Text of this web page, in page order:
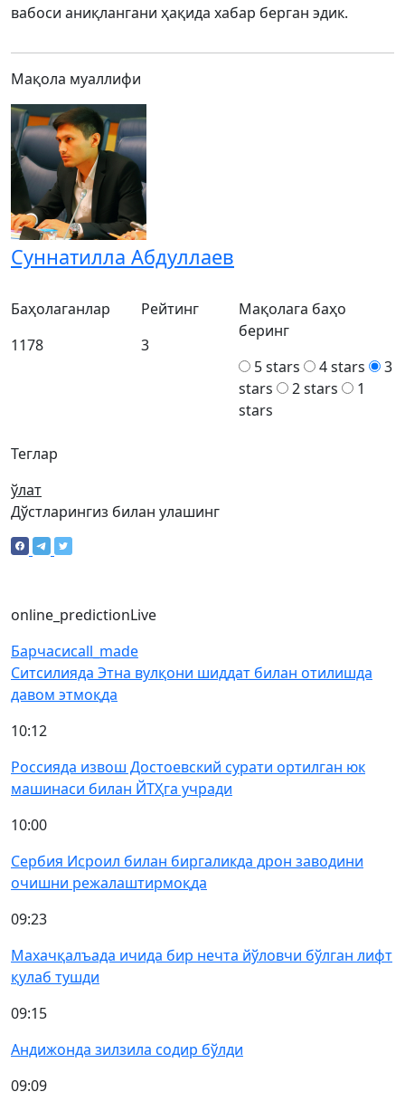
вабоси аниқлангани ҳақида хабар берган эдик.
Мақола муаллифи
Суннатилла Абдуллаев
Теглар
ўлат
Баҳолаганлар
1178
Рейтинг
3
Мақолага баҳо
беринг
5 stars
4 stars
3
stars
2 stars
1
stars
Дўстларингиз билан улашинг
online_predictionLive
Барчасиcall_made
Ситсилияда Этна вулқони шиддат билан отилишда
давом этмоқда
10:12
Россияда извош Достоевский сурати ортилган юк
машинаси билан ЙТҲга учради
10:00
Сербия Исроил билан биргаликда дрон заводини
очишни режалаштирмоқда
09:23
Махачқалъада ичида бир нечта йўловчи бўлган лифт
қулаб тушди
09:15
Андижонда зилзила содир бўлди
09:09